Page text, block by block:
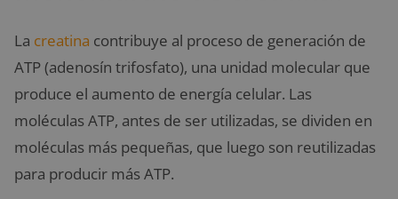
La creatina contribuye al proceso de generación de
ATP (adenosín trifosfato), una unidad molecular que
produce el aumento de energía celular. Las
moléculas ATP, antes de ser utilizadas, se dividen en
moléculas más pequeñas, que luego son reutilizadas
para producir más ATP.